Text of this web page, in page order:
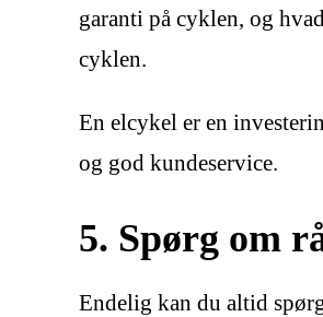
garanti på cyklen, og
cyklen.
En elcykel er en
og god kundeservice.
5. Spørg om
Endelig kan du altid